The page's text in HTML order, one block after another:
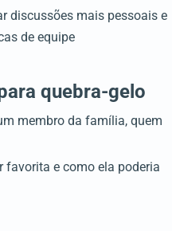
discussões mais pessoais e
de equipe
quebra-gelo
membro da família, quem
e como ela poderia